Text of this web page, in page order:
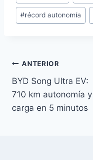
#récord autonomía
Navegación
de
entradas
ANTERIOR
BYD Song Ultra EV:
710 km autonomía y
carga en 5 minutos